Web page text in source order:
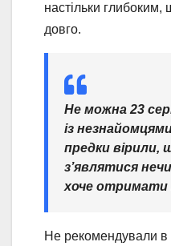
настільки глибоким,
довго.
Не можна 23
із
предки вірили,
з’являтися
хоче отримати
Не рекомендували в